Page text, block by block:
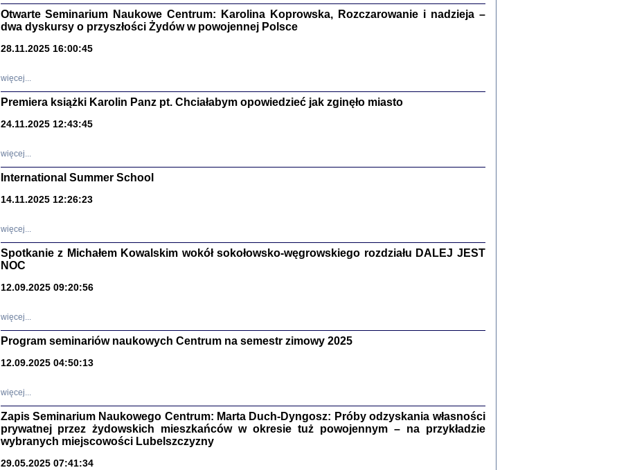
PISZĄCY TE SŁOWA JEST PRACOWNIKIEM
GETTOWEJ INSTYTUCJI ...
'z Dziennika' i inne pisma z łódzkiego getta
Józef Zelkowicz, tłum. z jidysz, oprac. i wstęp. Monika Polit
CZYTAJĄC GAZETĘ NIEMIECKĄ ...
Warszawa 2019
Zagłada Żydów.
Otwarte Seminarium Naukowe Centrum: Karolina Koprowska, Rozczarowanie i nadzieja –
dwa dyskursy o przyszłości Żydów w powojennej Polsce
28.11.2025 16:00:45
więcej...
Premiera książki Karolin Panz pt. Chciałabym opowiedzieć jak zginęło miasto
24.11.2025 12:43:45
więcej...
International Summer School
14.11.2025 12:26:23
więcej...
Spotkanie z Michałem Kowalskim wokół sokołowsko-węgrowskiego rozdziału DALEJ JEST
NOC
12.09.2025 09:20:56
więcej...
Program seminariów naukowych Centrum na semestr zimowy 2025
12.09.2025 04:50:13
więcej...
Zapis Seminarium Naukowego Centrum: Marta Duch-Dyngosz: Próby odzyskania własności
prywatnej przez żydowskich mieszkańców w okresie tuż powojennym – na przykładzie
wybranych miejscowości Lubelszczyzny
29.05.2025 07:41:34